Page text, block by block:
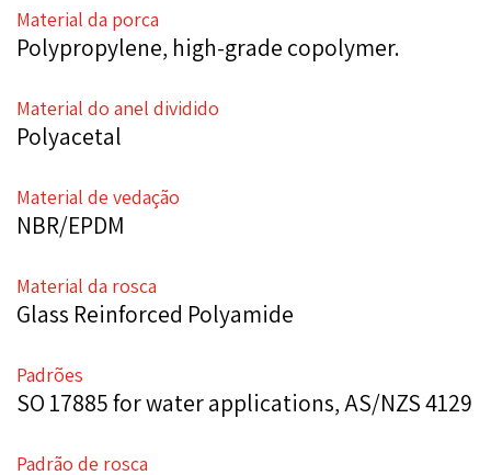
Material da porca
Polypropylene, high-grade copolymer.
Material do anel dividido
Polyacetal
Material de vedação
NBR/EPDM
Material da rosca
Glass Reinforced Polyamide
Padrões
SO 17885 for water applications, AS/NZS 4129
Padrão de rosca